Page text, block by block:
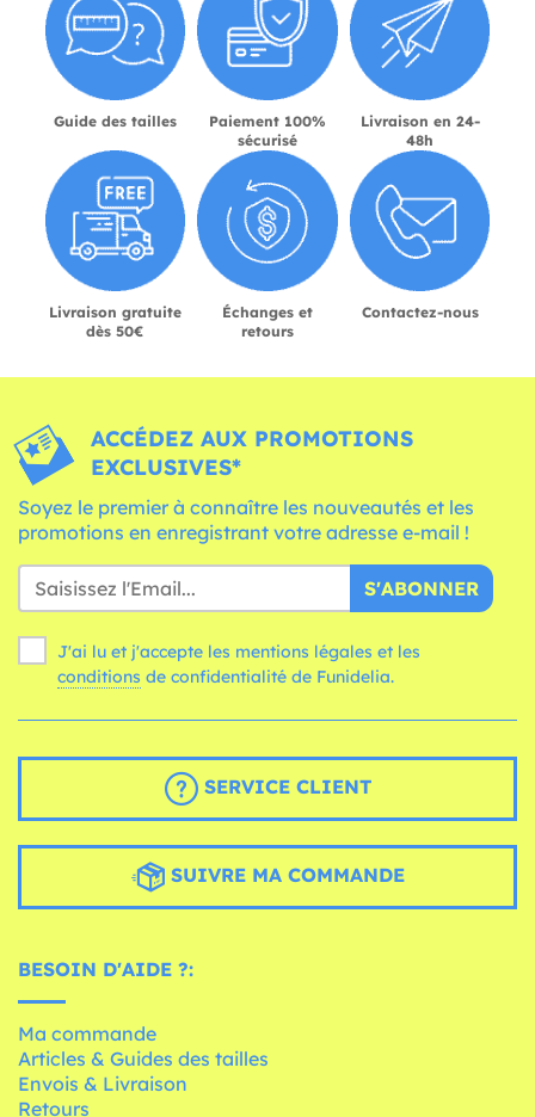
Guide des tailles
Paiement 100%
sécurisé
Livraison en 24-
48h
Livraison gratuite
dès 50€
Échanges et
retours
Contactez-nous
ACCÉDEZ AUX PROMOTIONS
EXCLUSIVES*
Soyez le premier à connaître les nouveautés et les
promotions en enregistrant votre adresse e-mail !
S'ABONNER
J'ai lu et j'accepte les mentions légales et les
conditions de confidentialité de Funidelia.
SERVICE CLIENT
SUIVRE MA COMMANDE
BESOIN D'AIDE ?:
Ma commande
Articles & Guides des tailles
Envois & Livraison
Retours